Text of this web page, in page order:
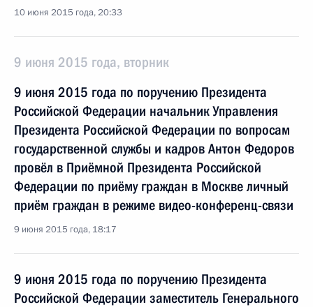
10 июня 2015 года, 20:33
9 июня 2015 года, вторник
9 июня 2015 года по поручению Президента
Российской Федерации начальник Управления
Президента Российской Федерации по вопросам
государственной службы и кадров Антон Федоров
провёл в Приёмной Президента Российской
Федерации по приёму граждан в Москве личный
приём граждан в режиме видео-конференц-связи
9 июня 2015 года, 18:17
9 июня 2015 года по поручению Президента
Российской Федерации заместитель Генерального